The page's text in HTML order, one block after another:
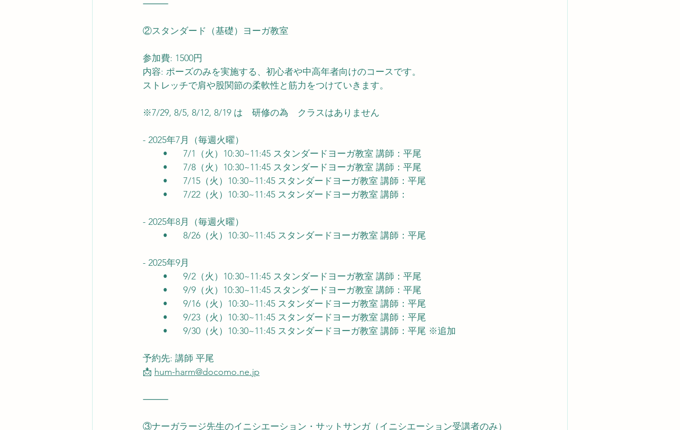
⸻
②スタンダード（基礎）ヨーガ教室
参加費: 1500円
内容: ポーズのみを実施する、初心者や中高年者向けのコースです。
ストレッチで肩や股関節の柔軟性と筋力をつけていきます。
※7/29, 8/5, 8/12, 8/19 は　研修の為　クラスはありません
- 2025年7月（毎週火曜）
	•	7/1（火）10:30~11:45 スタンダードヨーガ教室 講師：平尾
	•	7/8（火）10:30~11:45 スタンダードヨーガ教室 講師：平尾
	•	7/15（火）10:30~11:45 スタンダードヨーガ教室 講師：平尾
	•	7/22（火）10:30~11:45 スタンダードヨーガ教室 講師：
- 2025年8月（毎週火曜）
	•	8/26（火）10:30~11:45 スタンダードヨーガ教室 講師：平尾
- 2025年9月
	•	9/2（火）10:30~11:45 スタンダードヨーガ教室 講師：平尾
	•	9/9（火）10:30~11:45 スタンダードヨーガ教室 講師：平尾
	•	9/16（火）10:30~11:45 スタンダードヨーガ教室 講師：平尾
	•	9/23（火）10:30~11:45 スタンダードヨーガ教室 講師：平尾
	•	9/30（火）10:30~11:45 スタンダードヨーガ教室 講師：平尾 ※追加
予約先: 講師 平尾
📩 hum-harm@docomo.ne.jp
⸻
③ナーガラージ先生のイニシエーション・サットサンガ（イニシエーション受講者のみ）